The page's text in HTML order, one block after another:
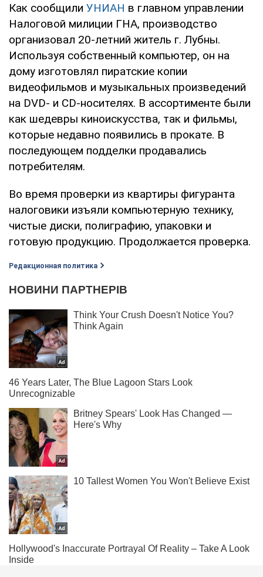
Как сообщили УНИАН в главном управлении
Налоговой милиции ГНА, производство
организовал 20-летний житель г. Лубны.
Используя собственный компьютер, он на
дому изготовлял пиратские копии
видеофильмов и музыкальных произведений
на DVD- и CD-носителях. В ассортименте были
как шедевры киноискусства, так и фильмы,
которые недавно появились в прокате. В
последующем подделки продавались
потребителям.
Во время проверки из квартиры фигуранта
налоговики изъяли компьютерную технику,
чистые диски, полиграфию, упаковки и
готовую продукцию. Продолжается проверка.
Редакционная политика